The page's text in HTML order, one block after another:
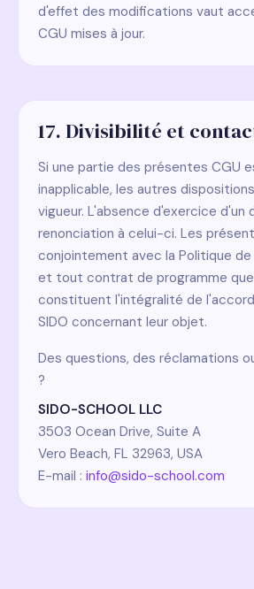
d'effet des modifications vaut
CGU mises à jour.
17. Divisibilité et
Si une partie des présentes CGU
inapplicable, les autres
vigueur. L'absence d'exercice d'un
renonciation à celui-ci. Les
conjointement avec la Politique
et tout contrat de programme que
constituent l'intégralité de
SIDO concernant leur objet.
Des questions, des réclamations
?
SIDO-SCHOOL LLC
3503 Ocean Drive, Suite A
Vero Beach, FL 32963, USA
E-mail :info@sido-school.com